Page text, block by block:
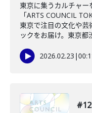
東京に集うカルチャ
「ARTS COUNCIL
東京で注目の文化や
ックをお届け。東京都
2026.02.23 |